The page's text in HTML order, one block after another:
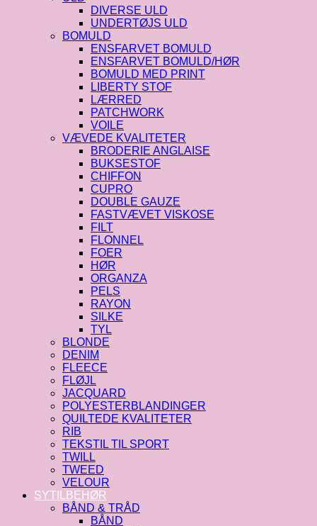
DIVERSE ULD
UNDERTØJS ULD
BOMULD
ENSFARVET BOMULD
ENSFARVET BOMULD/HØR
BOMULD MED PRINT
LIBERTY STOF
LÆRRED
PATCHWORK
VOILE
VÆVEDE KVALITETER
BRODERIE ANGLAISE
BUKSESTOF
CHIFFON
CUPRO
DOUBLE GAUZE
FASTVÆVET VISKOSE
FILT
FLONNEL
FOER
HØR
ORGANZA
PELS
RAYON
SILKE
TYL
BLONDE
DENIM
FLEECE
FLØJL
JACQUARD
POLYESTERBLANDINGER
QUILTEDE KVALITETER
RIB
TEKSTIL TIL SPORT
TWILL
TWEED
VELOUR
SYTILBEHØR
BÅND & TRÅD
BÅND